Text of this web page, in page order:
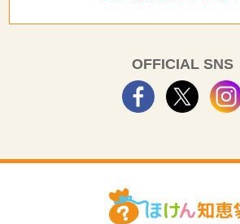
OFFICIAL SNS